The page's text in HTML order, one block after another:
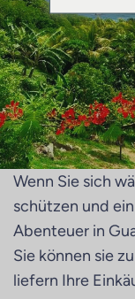
Wenn Sie sich
schützen und
Abenteuer in
Sie können sie
liefern Ihre